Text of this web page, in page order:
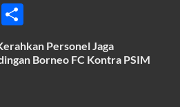
G
h
arPersonel Jaga
Borneo FC Kontra PSIM